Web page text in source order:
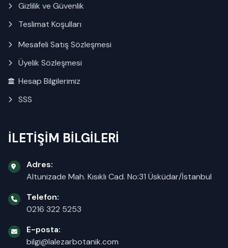
Gizlilik ve Güvenlik
Teslimat Koşulları
Mesafeli Satış Sözleşmesi
Üyelik Sözleşmesi
Hesap Bilgilerimiz
SSS
İLETİŞİM BİLGİLERİ
Adres:
Altunizade Mah. Kısıklı Cad. No:31 Üsküdar/İstanbul
Telefon:
0216 322 5253
E-posta:
bilgi@lalezarbotanik.com